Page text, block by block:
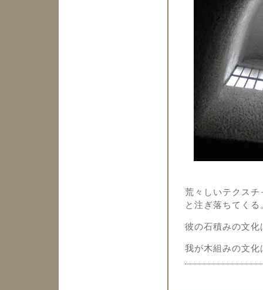
荒々しいテクス
と注ぎ落ちてくる
彼の石積みの文
我が木組みの文